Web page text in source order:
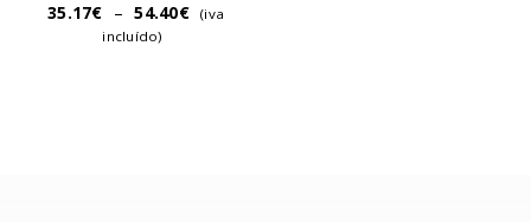
35.17€ – 54.40€
(iva
incluído)